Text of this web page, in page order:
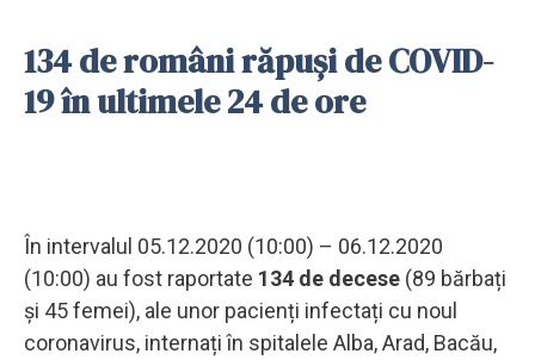
134 de români răpuși de COVID-
19 în ultimele 24 de ore
În intervalul 05.12.2020 (10:00) – 06.12.2020
(10:00) au fost raportate 134 de decese (89 bărbați
și 45 femei), ale unor pacienți infectați cu noul
coronavirus, internați în spitalele Alba, Arad, Bacău,